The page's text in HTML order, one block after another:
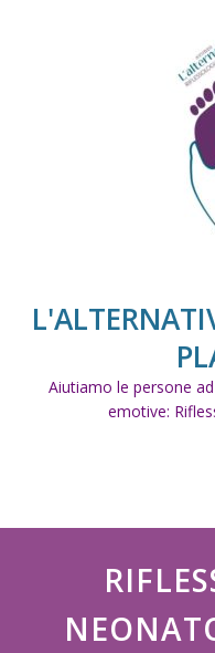
Aiutiamo le persone
emotive: